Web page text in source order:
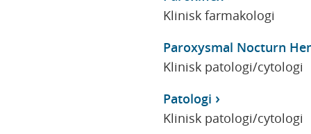
Klinisk farmakologi
Paroxysmal Nocturn
Klinisk patologi/cytologi
Patologi
Klinisk patologi/cytologi